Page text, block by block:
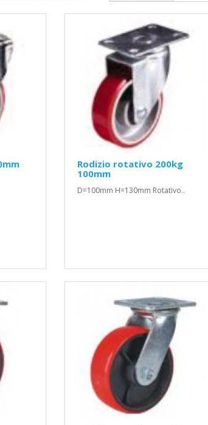
Rodizio rotativo 200kg
100mm
D=100mm H=130mm Rotativo..